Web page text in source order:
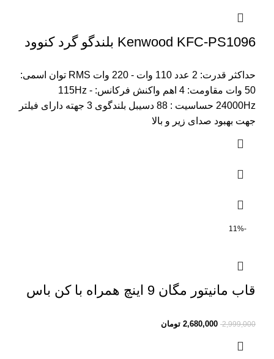
Kenwood KFC-PS1096 بلندگو گرد کنوود
حداکثر قدرت: 2 عدد 110 وات - 220 وات RMS توان اسمی:
50 وات مقاومت: 4 اهم واکنش فرکانس: 115Hz -
24000Hz حساسیت : 88 دسیبل بلندگوی 3 جهته دارای فیلتر
جهت بهبود صدای زیر و بالا
-11%
قاب مانیتور مگان 9 اینچ همراه با کن باس
2,999,000
2,680,000 تومان